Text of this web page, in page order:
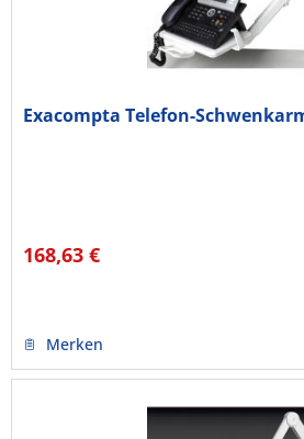
Exacompta Telefon-
168,63 €
Merken